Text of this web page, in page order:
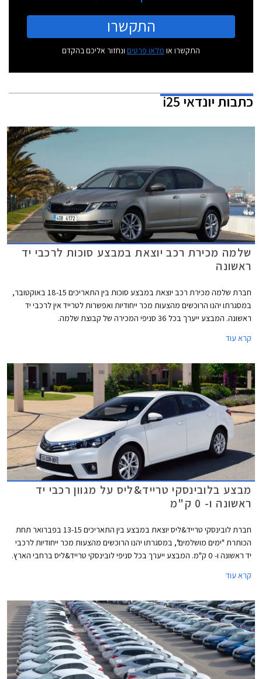
התקשרו
התקשרו או מלאו פרטים ונחזור אליכם בהקדם
כתבותיונדאי i25
שלמה מכירת רכב יוצאת במבצע סוכות לרכבי יד
ראשונה
חברת שלמה מכירת רכב יוצאת במבצע סוכות בין התאריכים 18-15 באוקטובר,
במסגרתו יהנו הרוכשים מהצעות מכר ייחודיות ואפשרות לטרייד אין לרכבי יד
ראשונה. המבצע ייערך בכל 36 סניפי המכירה של קבוצת שלמה.
קרא עוד
מבצע בלובינסקי טרייד&ליס על מגוון רכבי יד
ראשונה ו- 0 ק"מ
חברת לובינסקי טרייד&ליס יוצאת במבצע בין התאריכים 13-15 בפברואר תחת
הכותרת "ימים מושלמים", במסגרתו יהנו הרוכשים מהצעות מכר ייחודיות לרכבי
יד ראשונה ו- 0 ק"מ. המבצע ייערך בכל סניפי לובינסקי טרייד&ליס ברחבי הארץ.
קרא עוד